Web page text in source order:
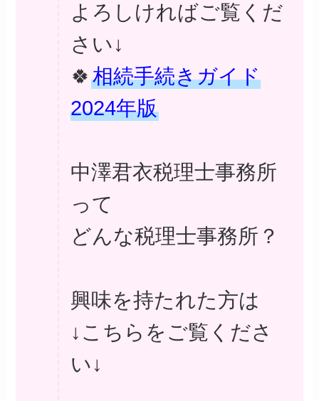
よろしければご覧くだ
さい↓
🍀 相続手続きガイド
2024年版
中澤君衣税理士事務所
って
どんな税理士事務所？
興味を持たれた方は
↓こちらをご覧くださ
い↓